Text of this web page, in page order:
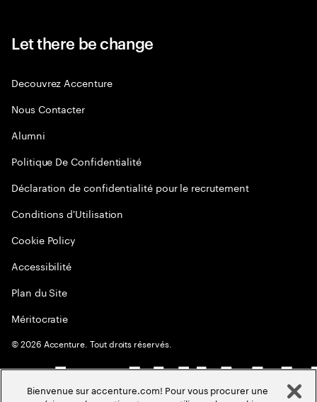
Let there be change
Decouvrez Accenture
Nous Contacter
Alumni
Politique De Confidentialité
Déclaration de confidentialité pour le recrutement
Conditions d'Utilisation
Cookie Policy
Accessibilité
Plan du Site
Méritocratie
©2026 Accenture. Tout droits réservés.
Bienvenue sur accenture.com! Pour vous procurer une